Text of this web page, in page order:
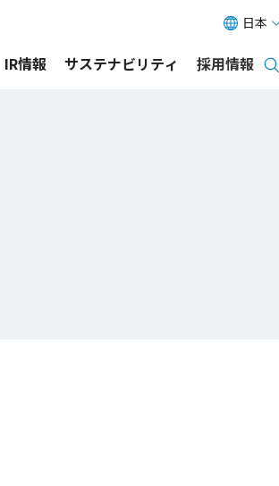
日本
IR情報 サステナビリティ 採用情報